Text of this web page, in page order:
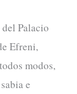
Palacio
Efreni,
modos,
e